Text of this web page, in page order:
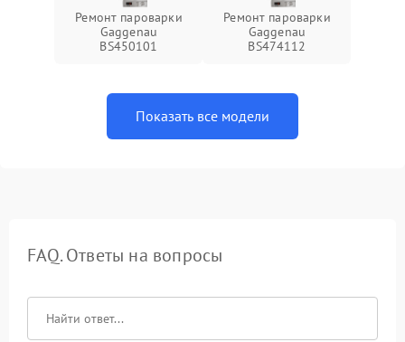
Ремонт пароварки
Gaggenau
BS450101
Ремонт пароварки
Gaggenau
BS474112
Показать все модели
FAQ. Ответы на вопросы